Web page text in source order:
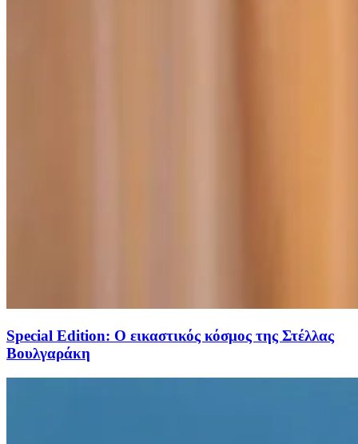
Special Edition: Ο εικαστικός κόσμος της Στέλλας
Βουλγαράκη